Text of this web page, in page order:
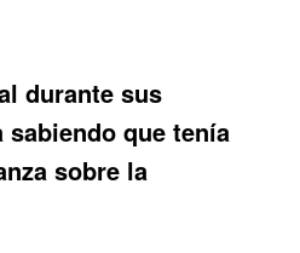
durante sus
que tenía
sobre la